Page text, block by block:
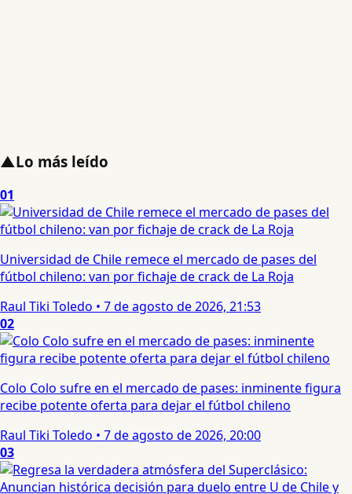
▲Lo más leído
01
Universidad de Chile remece el mercado de pases del
fútbol chileno: van por fichaje de crack de La Roja
Raul Tiki Toledo • 7 de agosto de 2026, 21:53
02
Colo Colo sufre en el mercado de pases: inminente figura
recibe potente oferta para dejar el fútbol chileno
Raul Tiki Toledo • 7 de agosto de 2026, 20:00
03